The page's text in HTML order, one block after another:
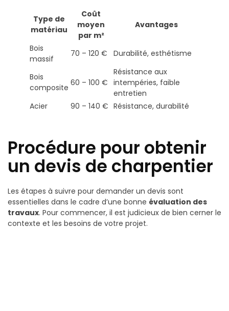
Type de
matériau
Coût
moyen
par m²
Avantages
Bois
massif
70 – 120 € Durabilité, esthétisme
Bois
composite 60 – 100 €
Résistance aux
intempéries, faible
entretien
Acier
90 – 140 € Résistance, durabilité
Procédure pour obtenir
un devis de charpentier
Les étapes à suivre pour demander un devis sont
essentielles dans le cadre d’une bonne évaluation des
travaux. Pour commencer, il est judicieux de bien cerner le
contexte et les besoins de votre projet.